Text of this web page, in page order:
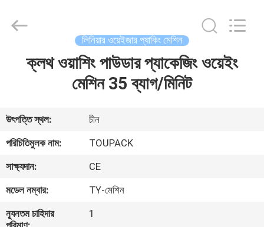
আমাদের
সম্পর্কে
ফ্যাক্টরি
ট্যুর
লিনিয়ার ওয়েইজার প্যাকিং মেশিন
ক্লথ ওয়াশিং পাউডার প্যাকেজিং ওয়েইং
মেশিন 35 ব্যাগ/মিনিট
উৎপত্তি স্থল:
চীন
পরিচিতিমুলক নাম:
TOUPACK
সাক্ষ্যদান:
CE
মডেল নম্বার:
TY-মেশিন
ন্যূনতম চাহিদার
1